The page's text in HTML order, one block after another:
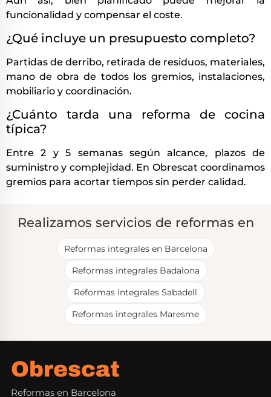
funcionalidad y compensar el coste.
¿Qué incluye un presupuesto completo?
Partidas de derribo, retirada de residuos, materiales,
mano de obra de todos los gremios, instalaciones,
mobiliario y coordinación.
¿Cuánto tarda una reforma de cocina
típica?
Entre 2 y 5 semanas según alcance, plazos de
suministro y complejidad. En Obrescat coordinamos
gremios para acortar tiempos sin perder calidad.
Realizamos servicios de reformas en
Reformas integrales en Barcelona
Reformas integrales Badalona
Reformas integrales Sabadell
Reformas integrales Maresme
Reformas en Barcelona